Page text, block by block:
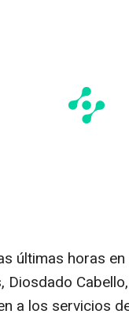
últimas horas
Diosdado
a los servicios